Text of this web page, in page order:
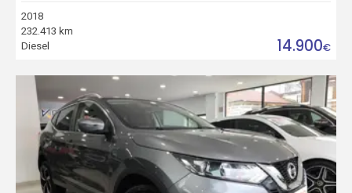
2018
232.413 km
Diesel
14.900€